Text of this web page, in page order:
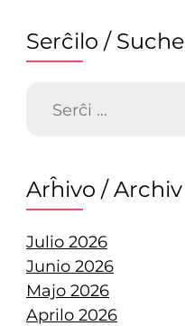
Serĉilo / Suche
Arĥivo / Archiv
Julio 2026
Junio 2026
Majo 2026
Aprilo 2026